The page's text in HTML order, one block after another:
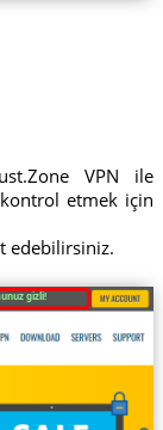
VPN ile
kontrol etmek için
edebilirsiniz.
gizli!